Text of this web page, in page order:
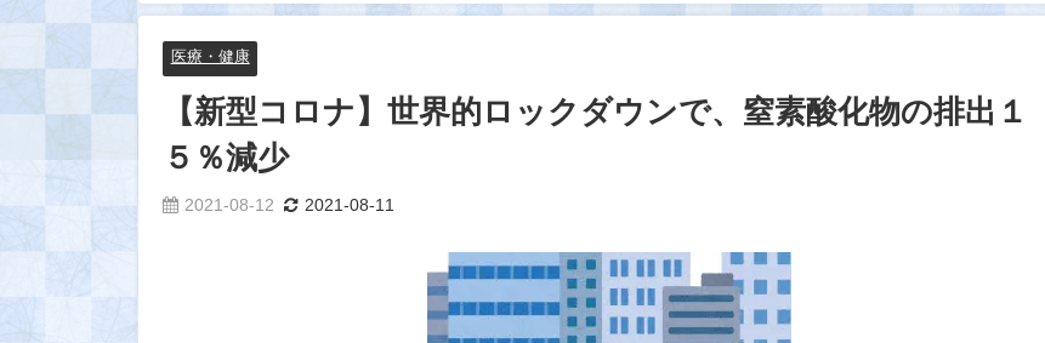
医療・健康
【新型コロナ】世界的ロックダウンで、窒素酸化物の排出１
５％減少
2021-08-12 2021-08-11